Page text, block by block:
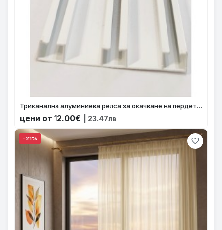
Триканална алуминиева релса за окачване на пердета с размер от 1.00м. до 4.50м. дължина, произведена в България 3965-15
цени от 12.00€ | 23.47лв
-21% favorite_border